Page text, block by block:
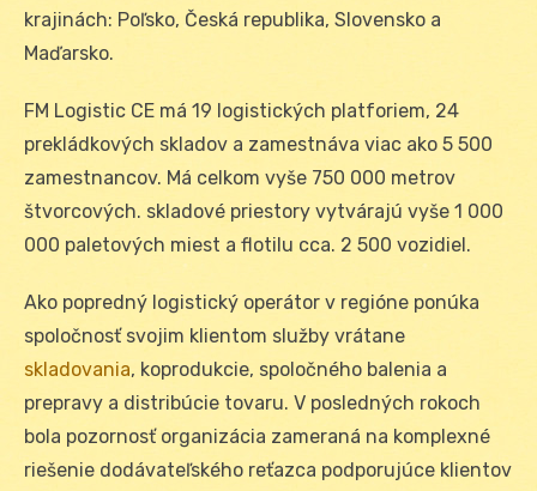
krajinách: Poľsko, Česká republika, Slovensko a
Maďarsko.
FM Logistic CE má 19 logistických platforiem, 24
prekládkových skladov a zamestnáva viac ako 5 500
zamestnancov. Má celkom vyše 750 000 metrov
štvorcových. skladové priestory vytvárajú vyše 1 000
000 paletových miest a flotilu cca. 2 500 vozidiel.
Ako popredný logistický operátor v regióne ponúka
spoločnosť svojim klientom služby vrátane
skladovania, koprodukcie, spoločného balenia a
prepravy a distribúcie tovaru. V posledných rokoch
bola pozornosť organizácia zameraná na komplexné
riešenie dodávateľského reťazca podporujúce klientov